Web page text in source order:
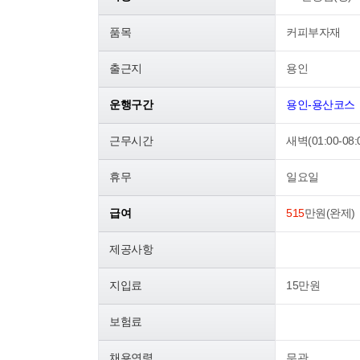
품목 커피부자재
출근지 용인
운행구간 용인-용산코스
근무시간 새벽(01:00-
휴무 일요일
급여 515만원(완제)
제공사항
지입료 15만원
보험료
채용연령 무관